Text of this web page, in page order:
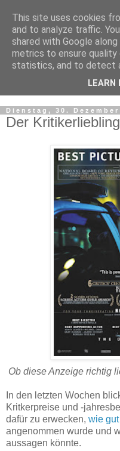
Dienstag, 30. Dezember
Der
Ob diese Anzeige richtig
In den letzten Wochen
Kritkerpreise und -
dafür zu erwecken, wie gut
angenommen wurde und
aussagen könnte.
This site uses cookies
and to analyze traffic.
shared with Google
metrics to ensure quality
statistics, and to detect
LEARN